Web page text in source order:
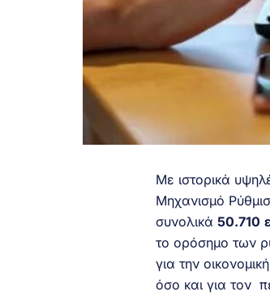
Με ιστορικά
Μηχανισμό
συνολικά 50.710
το ορόσημο των
για την
όσο και για τον